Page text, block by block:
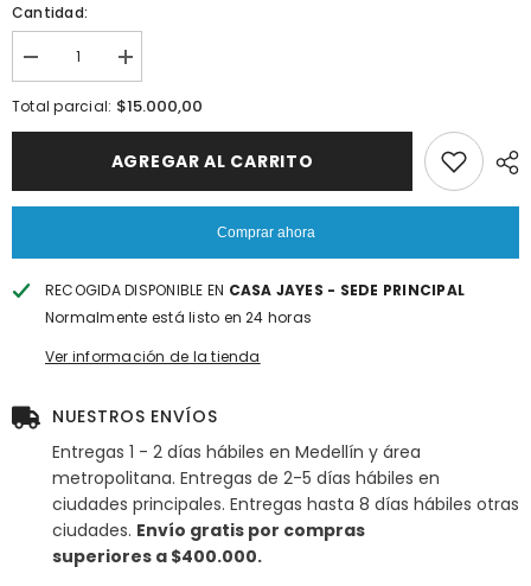
Cantidad:
Reducir
la
cantidad
Cuerda
4/4
A.
Aumentar
la
cantidad
Cuerda
Sujeción
Violin
4/4
A.
Total parcial: $15.000,00
AGREGAR AL CARRITO
Comprar ahora
RECOGIDA DISPONIBLE EN CASA JAYES - SEDE PRINCIPAL
Normalmente está listo en 24 horas
Ver información de la tienda
NUESTROS ENVÍOS
Entregas 1 - 2 días hábiles en Medellín y área
metropolitana. Entregas de 2-5 días hábiles en
ciudades principales. Entregas hasta 8 días hábiles otras
ciudades. Envío gratis por compras
superiores a $400.000.